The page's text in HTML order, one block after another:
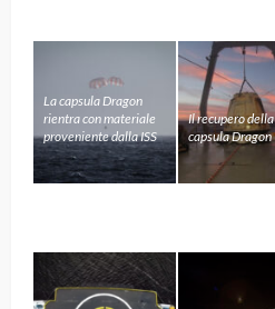
La capsula Dragon
rientra con materiale
proveniente dalla ISS
Il recupero della
capsula Dragon